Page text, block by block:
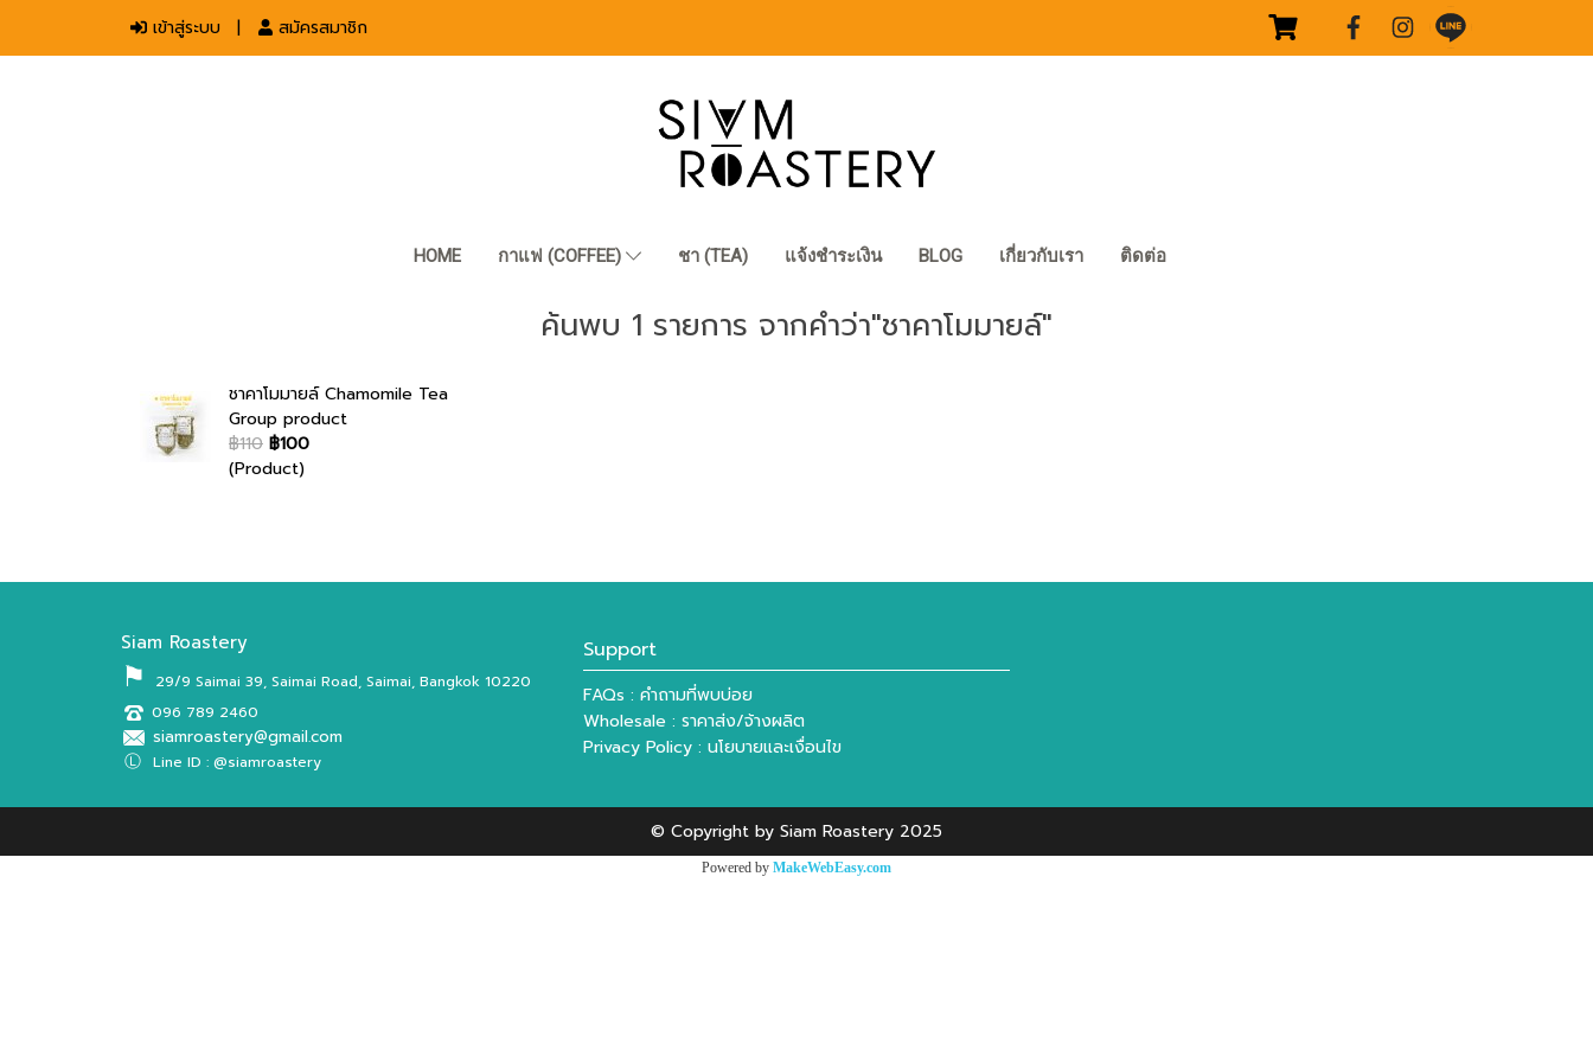
เข้าสู่ระบบ สมัครสมาชิก
HOME กาแฟ (COFFEE) ชา (TEA) แจ้งชำระเงิน BLOG เกี่ยวกับเรา ติดต่อ
ค้นพบ 1 รายการ จากคำว่า"ชาคาโมมายล์"
ชาคาโมมายล์ Chamomile Tea
Group product
฿110 ฿100
(Product)
Siam Roastery
⚑
29/9 Saimai 39, Saimai Road, Saimai, Bangkok 10220
096 789 2460
siamroastery@gmail.com
Ⓛ Line ID : @siamroastery
Support
FAQs : คำถามที่พบบ่อย
Wholesale : ราคาส่ง/จ้างผลิต
Privacy Policy : นโยบายและเงื่อนไข
© Copyright by Siam Roastery 2025
Powered by MakeWebEasy.com